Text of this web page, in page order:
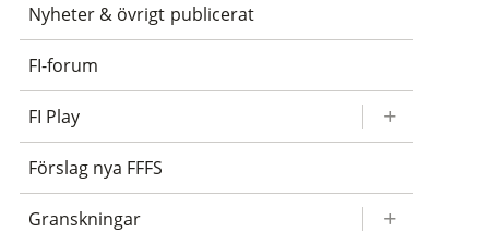
Nyheter & övrigt publicerat
FI-forum
FI Play
Förslag nya FFFS
Granskningar